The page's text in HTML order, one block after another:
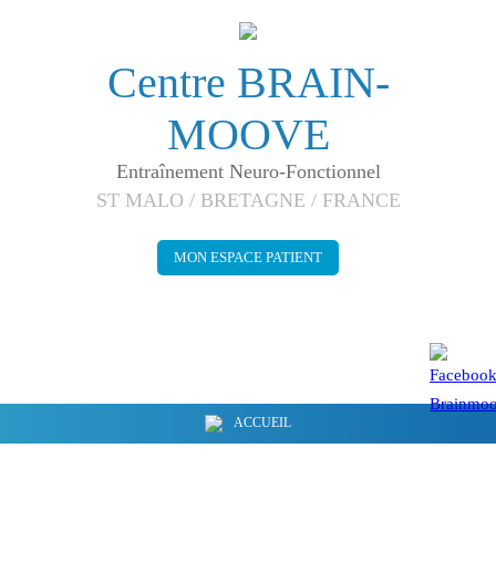
Centre BRAIN-
MOOVE
Entraînement Neuro-Fonctionnel
ST MALO / BRETAGNE / FRANCE
MON ESPACE PATIENT
ACCUEIL